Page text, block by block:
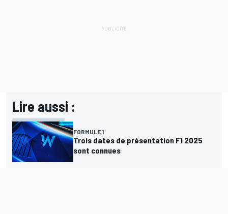
Lire aussi :
FORMULE 1
Trois dates de présentation F1 2025
sont connues